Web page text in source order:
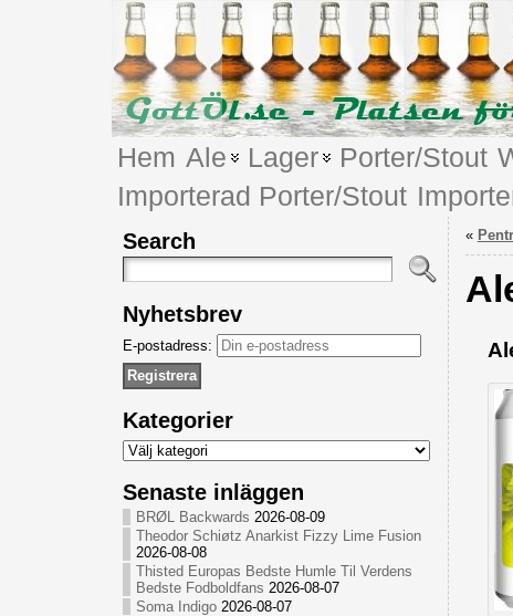
Hem Ale Lager Porter/Stout
Importerad Porter/Stout
Search
Nyhetsbrev
E-postadress:
Kategorier
Kategorier
Senaste inläggen
BRØL Backwards 2026-08-09
Theodor Schiøtz Anarkist Fizzy Lime Fusion
2026-08-08
Thisted Europas Bedste Humle Til Verdens
Bedste Fodboldfans 2026-08-07
Soma Indigo 2026-08-07
«